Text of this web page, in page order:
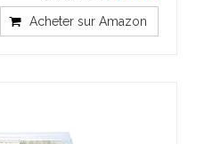
Acheter sur Amazon